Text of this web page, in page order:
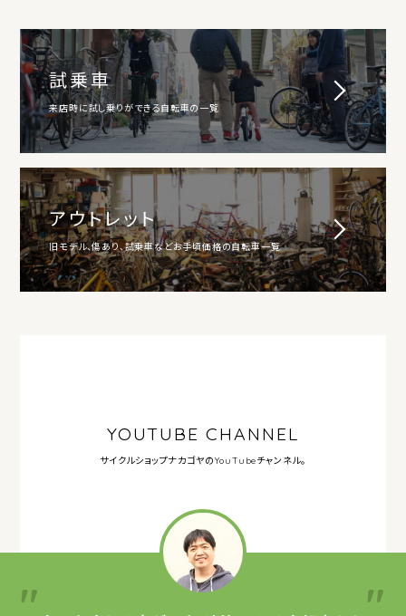
試乗車
来店時に試し乗りができる自転車の一覧
アウトレット
旧モデル、傷あり、試乗車などお手頃価格の自転車一覧
YOUTUBE CHANNEL
サイクルショップナカゴヤのYouTubeチャンネル。